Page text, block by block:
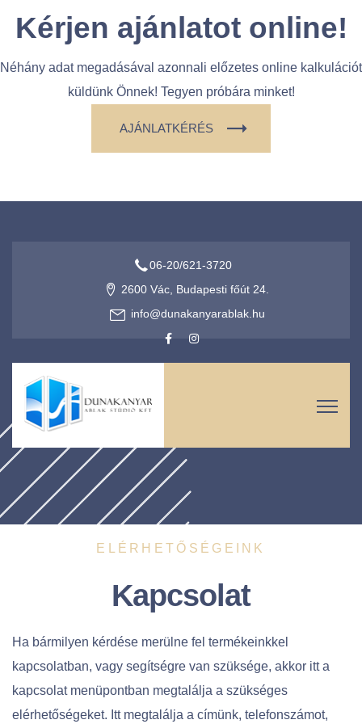
Kérjen ajánlatot online!
Néhány adat megadásával azonnali előzetes online kalkulációt
küldünk Önnek! Tegyen próbára minket!
AJÁNLATKÉRÉS
06-20/621-3720
2600 Vác, Budapesti főút 24.
info@dunakanyarablak.hu
ELÉRHETŐSÉGEINK
Kapcsolat
Ha bármilyen kérdése merülne fel termékeinkkel
kapcsolatban, vagy segítségre van szüksége, akkor itt a
kapcsolat menüpontban megtalálja a szükséges
elérhetőségeket. Itt megtalálja a címünk, telefonszámot,